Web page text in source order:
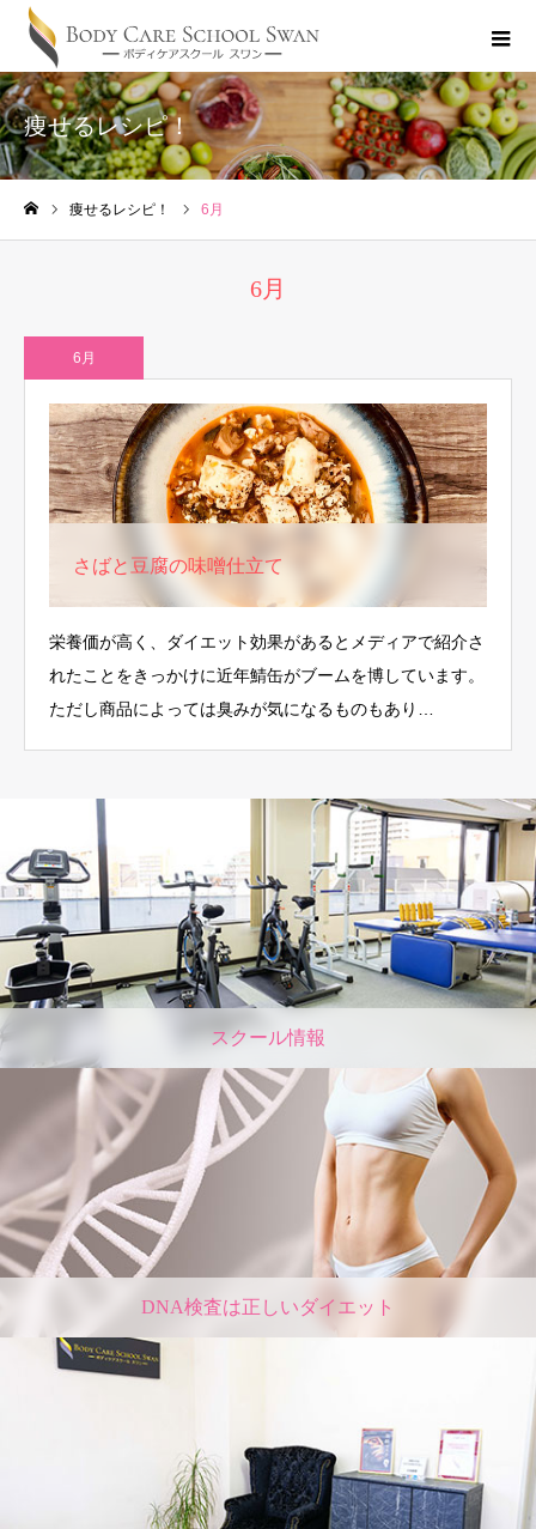
痩せるレシピ！
痩せるレシピ！ 6月
6月
6月
さばと豆腐の味噌仕立て
栄養価が高く、ダイエット効果があるとメディアで紹介さ
れたことをきっかけに近年鯖缶がブームを博しています。
ただし商品によっては臭みが気になるものもあり…
スクール情報
DNA検査は正しいダイエット